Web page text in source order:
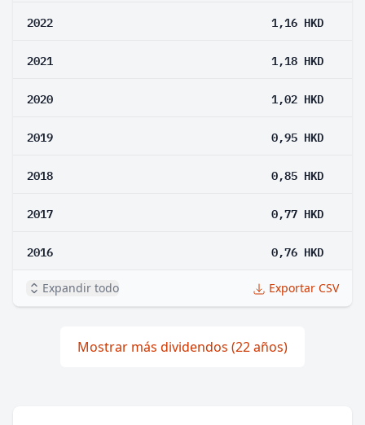
2022 1,16 HKD
2021 1,18 HKD
2020 1,02 HKD
2019 0,95 HKD
2018 0,85 HKD
2017 0,77 HKD
2016 0,76 HKD
Expandir todo Exportar CSV
Mostrar más dividendos (22 años)